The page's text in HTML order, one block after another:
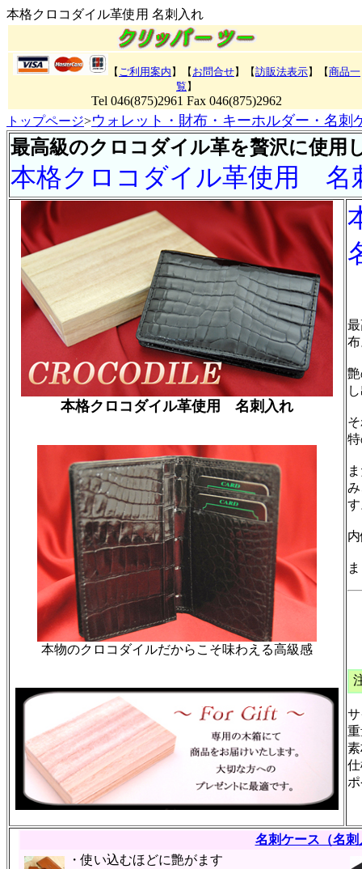
本格クロコダイル革使用 名刺入れ
【 ご利用案内 】【 お問合せ】【訪販法表示】 【商品一
覧 】
Tel 046(875)2961 Fax 046(875)2962
トップページ>ウォレット・財布・キーホルダー・名刺
最高級のクロコダイル革を贅沢に使用
本格クロコダイル革使用 名
本格クロコダイル革使用 名刺入れ
本物のクロコダイルだからこそ味わえる高級感
名刺ケース（名刺
・使い込むほどに艶がます